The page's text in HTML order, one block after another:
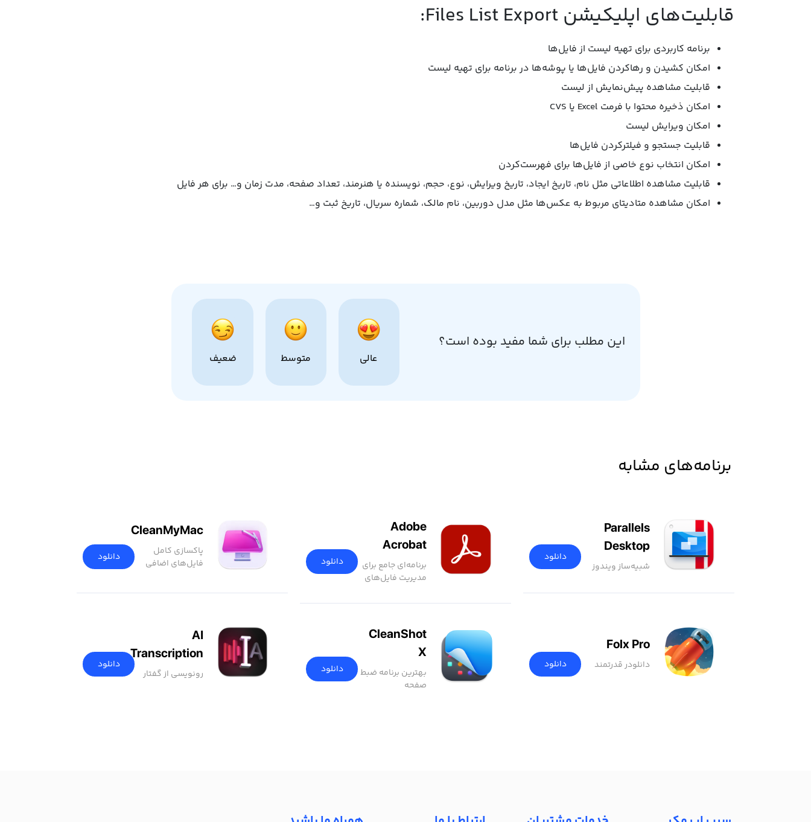
قابلیت‌های اپلیکیشن Files List Export:
برنامه کاربردی برای تهیه لیست از فایل‌ها
امکان کشیدن و رهاکردن فایل‌ها یا پوشه‌ها در برنامه برای تهیه لیست
قابلیت مشاهده پیش‌نمایش از لیست
امکان ذخیره محتوا با فرمت Excel یا CVS
امکان ویرایش لیست
قابلیت جستجو و فیلترکردن فایل‌ها
امکان انتخاب نوع خاصی از فایل‌ها برای فهرست‌کردن
قابلیت مشاهده اطلاعاتی مثل نام، تاریخ ایجاد، تاریخ ویرایش، نوع، حجم، نویسنده یا هنرمند، تعداد صفحه، مدت زمان و… برای هر فایل
امکان مشاهده متادیتای مربوط به عکس‌ها مثل مدل دوربین، نام مالک، شماره سریال، تاریخ ثبت و…
این مطلب برای شما مفید بوده است؟
عالی متوسط ضعیف
برنامه‌های مشابه
Parallels
Desktop
شبیه‌ساز ویندوز
دانلود
Adobe
Acrobat
برنامه‌ای جامع برای
مدیریت فایل‌های
دانلود
CleanMyMac
پاکسازی کامل
فایل‌های اضافی
دانلود
Folx Pro
دانلودر قدرتمند دانلود
CleanShot
X
بهترین برنامه ضبط
صفحه
دانلود
AI
Transcription
رونویسی از گفتار
دانلود